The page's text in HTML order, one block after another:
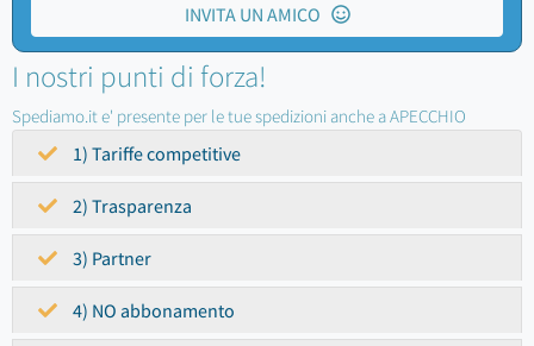
INVITA UN AMICO
I nostri punti di forza!
Spediamo.it e' presente per le tue spedizioni anche a APECCHIO
1) Tariffe competitive
2) Trasparenza
3) Partner
4) NO abbonamento